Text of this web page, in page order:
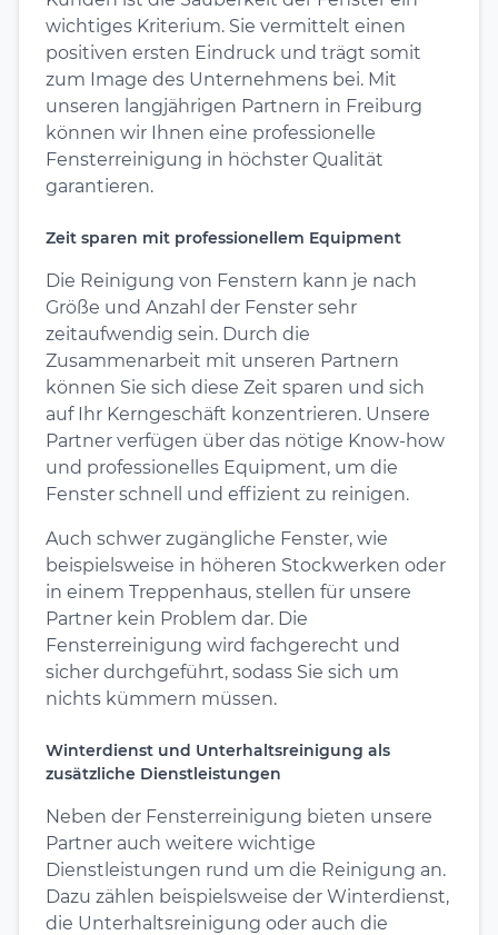
wichtiges Kriterium. Sie vermittelt einen
positiven ersten Eindruck und trägt somit
zum Image des Unternehmens bei. Mit
unseren langjährigen Partnern in Freiburg
können wir Ihnen eine professionelle
Fensterreinigung in höchster Qualität
garantieren.
Zeit sparen mit professionellem Equipment
Die Reinigung von Fenstern kann je nach
Größe und Anzahl der Fenster sehr
zeitaufwendig sein. Durch die
Zusammenarbeit mit unseren Partnern
können Sie sich diese Zeit sparen und sich
auf Ihr Kerngeschäft konzentrieren. Unsere
Partner verfügen über das nötige Know-how
und professionelles Equipment, um die
Fenster schnell und effizient zu reinigen.
Auch schwer zugängliche Fenster, wie
beispielsweise in höheren Stockwerken oder
in einem Treppenhaus, stellen für unsere
Partner kein Problem dar. Die
Fensterreinigung wird fachgerecht und
sicher durchgeführt, sodass Sie sich um
nichts kümmern müssen.
Winterdienst und Unterhaltsreinigung als
zusätzliche Dienstleistungen
Neben der Fensterreinigung bieten unsere
Partner auch weitere wichtige
Dienstleistungen rund um die Reinigung an.
Dazu zählen beispielsweise der Winterdienst,
die Unterhaltsreinigung oder auch die